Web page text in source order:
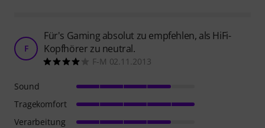
F
Für's Gaming absolut zu empfehlen, als HiFi-
Kopfhörer zu neutral.
F-M 02.11.2013
Sound
Tragekomfort
Verarbeitung